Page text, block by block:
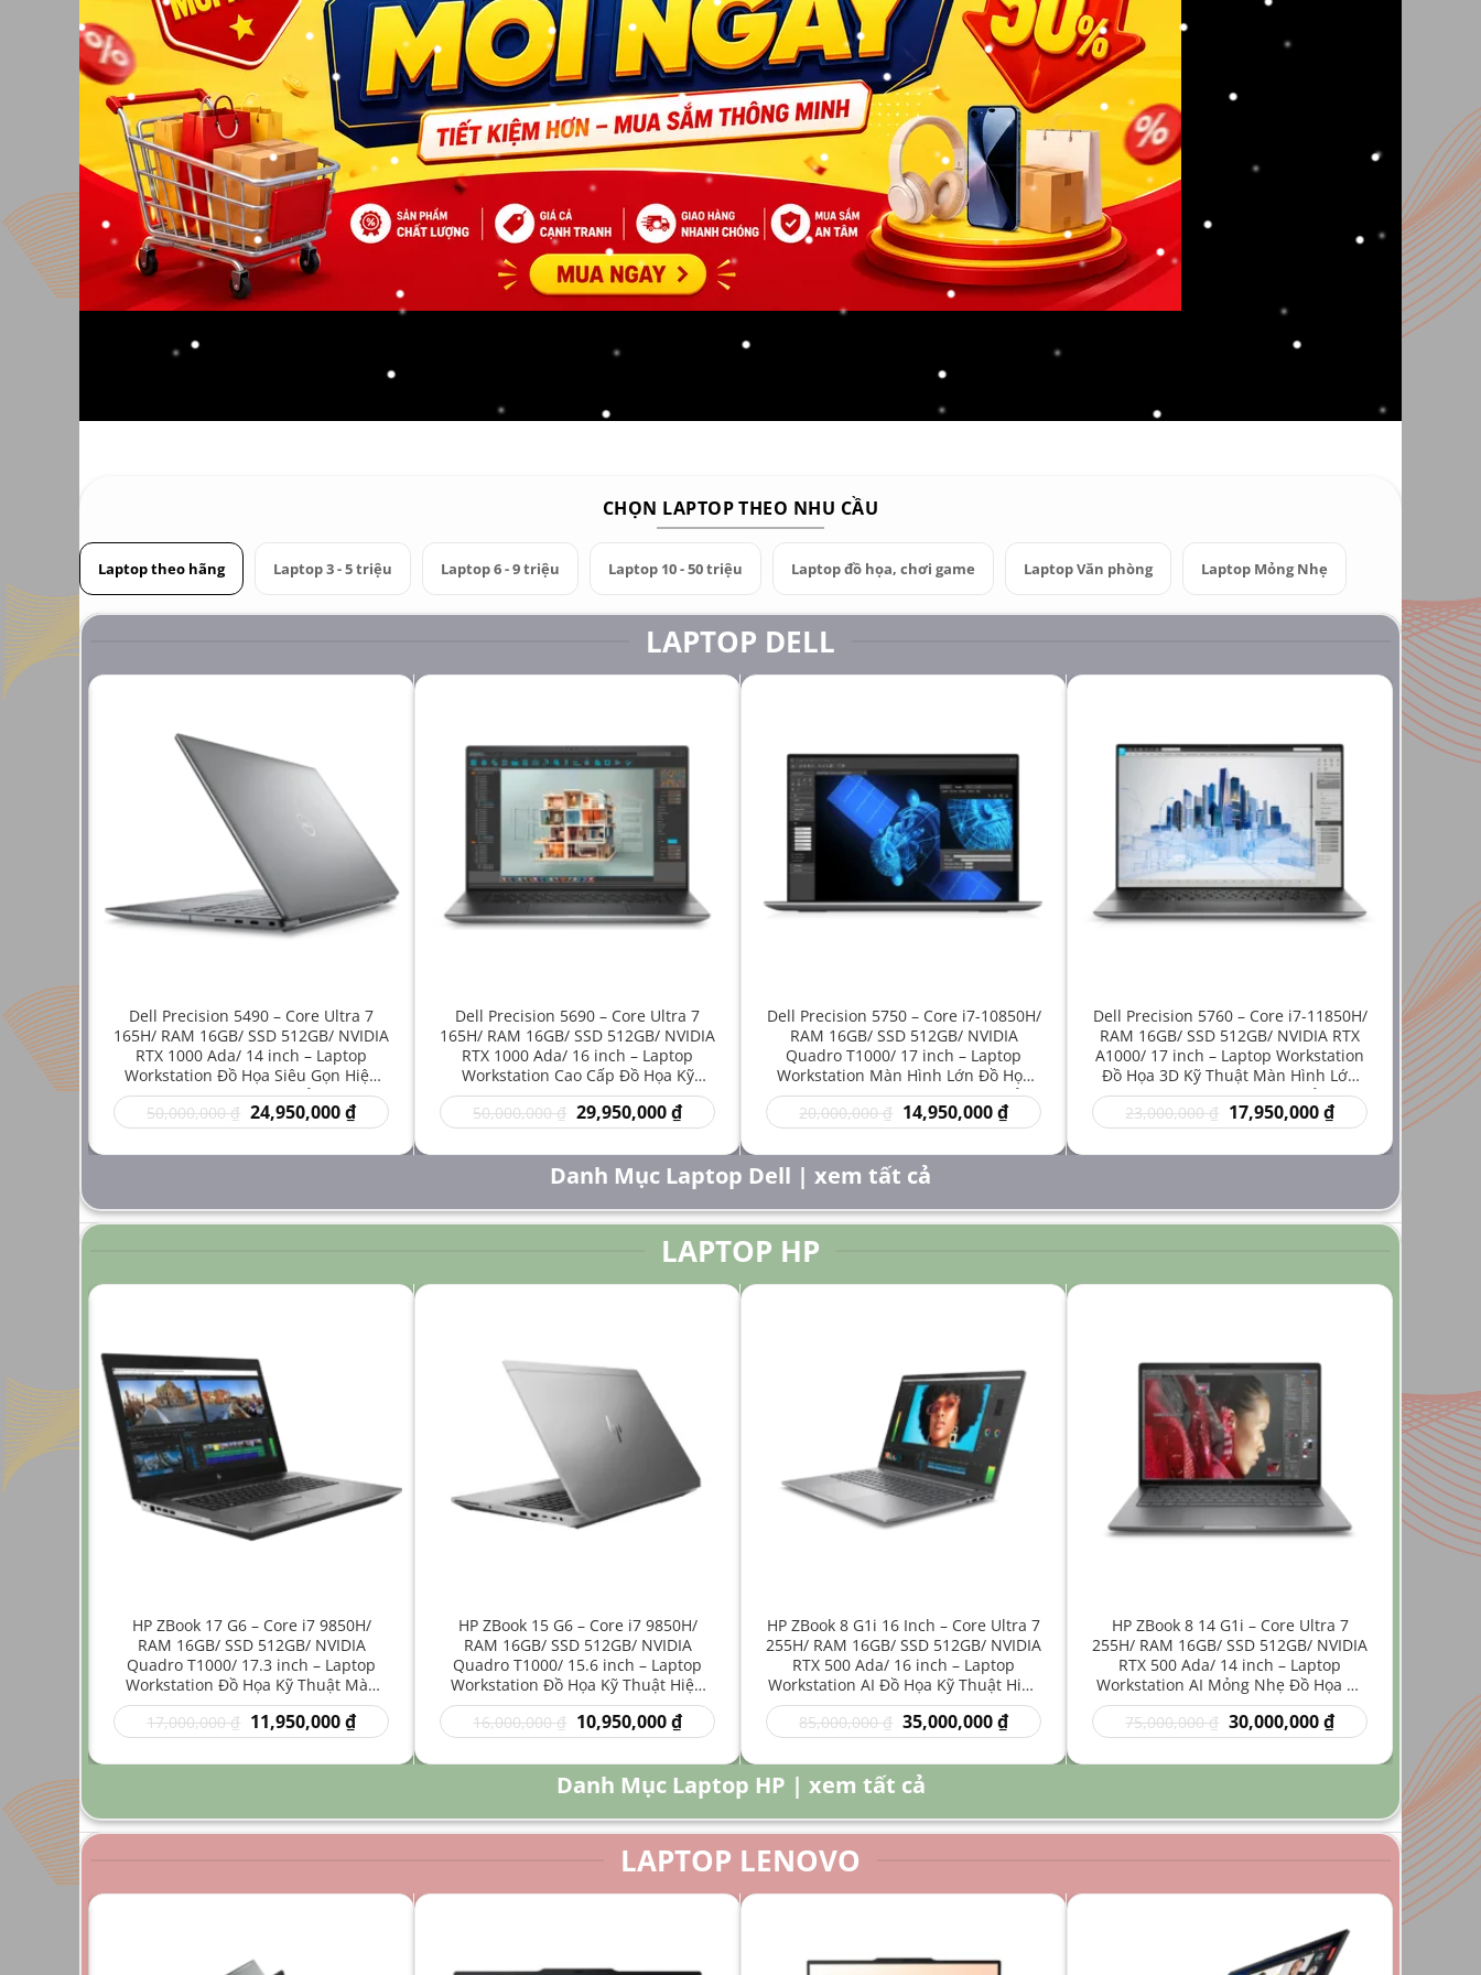
CHỌN LAPTOP THEO NHU CẦU
Laptop theo hãng Laptop 3 - 5 triệu Laptop 6 - 9 triệu Laptop 10 - 50 triệu Laptop đồ họa, chơi game Laptop Văn phòng Laptop Mỏng Nhẹ
LAPTOP DELL
Dell Precision 5490 – Core Ultra 7
165H/ RAM 16GB/ SSD 512GB/ NVIDIA
RTX 1000 Ada/ 14 inch – Laptop
Workstation Đồ Họa Siêu Gọn Hiệu
Năng Cao Giá Rẻ
50,000,000₫ Giá
gốc
50,000,000 ₫.
24,950,000₫Giá
hiện
là:
Dell Precision 5690 – Core Ultra 7
165H/ RAM 16GB/ SSD 512GB/ NVIDIA
RTX 1000 Ada/ 16 inch – Laptop
Workstation Cao Cấp Đồ Họa Kỹ
Thuật Sáng Tạo Hiệu Năng Mạnh
50,000,000₫ Giá
gốc
50,000,000 ₫.
29,950,000₫Giá
hiện
là:
29,950,000 ₫.
Dell Precision 5750 – Core i7-10850H/
RAM 16GB/ SSD 512GB/ NVIDIA
Quadro T1000/ 17 inch – Laptop
Workstation Màn Hình Lớn Đồ Họa
Kỹ Thuật Chuyên Nghiệp Giá Rẻ
20,000,000₫ Giá
gốc
20,000,000 ₫.
14,950,000₫Giá
hiện
là:
Dell Precision 5760 – Core i7-11850H/
RAM 16GB/ SSD 512GB/ NVIDIA RTX
A1000/ 17 inch – Laptop Workstation
Đồ Họa 3D Kỹ Thuật Màn Hình Lớn
Hiệu Năng Mạnh Giá Rẻ
23,000,000₫ Giá
gốc
23,000,000 ₫.
17,950,000₫Giá
hiện
là:
i7-
–
Cho
Danh Mục Laptop Dell | xem tất cả
LAPTOP HP
HP ZBook 17 G6 – Core i7 9850H/
RAM 16GB/ SSD 512GB/ NVIDIA
Quadro T1000/ 17.3 inch – Laptop
Workstation Đồ Họa Kỹ Thuật Màn
Hình Lớn
17,000,000₫ Giá
gốc
17,000,000 ₫.
11,950,000₫Giá
hiện
là:
HP ZBook 15 G6 – Core i7 9850H/
RAM 16GB/ SSD 512GB/ NVIDIA
Quadro T1000/ 15.6 inch – Laptop
Workstation Đồ Họa Kỹ Thuật Hiệu
Năng Cao
16,000,000₫ Giá
gốc
16,000,000 ₫.
10,950,000₫Giá
hiện
là:
10,950,000 ₫.
HP ZBook 8 G1i 16 Inch – Core Ultra 7
255H/ RAM 16GB/ SSD 512GB/ NVIDIA
RTX 500 Ada/ 16 inch – Laptop
Workstation AI Đồ Họa Kỹ Thuật Hiệu
Năng Cao
85,000,000₫ Giá
gốc
85,000,000 ₫.
35,000,000₫Giá
hiện
là:
HP ZBook 8 14 G1i – Core Ultra 7
255H/ RAM 16GB/ SSD 512GB/ NVIDIA
RTX 500 Ada/ 14 inch – Laptop
Workstation AI Mỏng Nhẹ Đồ Họa Kỹ
Thuật
75,000,000₫ Giá
gốc
75,000,000 ₫.
30,000,000₫Giá
hiện
là:
30,000,000 ₫.
9,950,000 ₫. Danh Mục Laptop HP | xem tất cả
LAPTOP LENOVO